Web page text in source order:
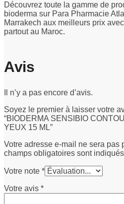
Découvrez toute la gamme de
bioderma sur Para Pharmacie
Marrakech aux meilleurs prix
partout au Maroc.
Avis
Il n’y a pas encore d’avis.
Soyez le premier à laisser votre
“BIODERMA SENSIBIO
YEUX 15 ML”
Votre adresse e-mail ne sera pas
champs obligatoires sont
Votre note *
Votre avis *